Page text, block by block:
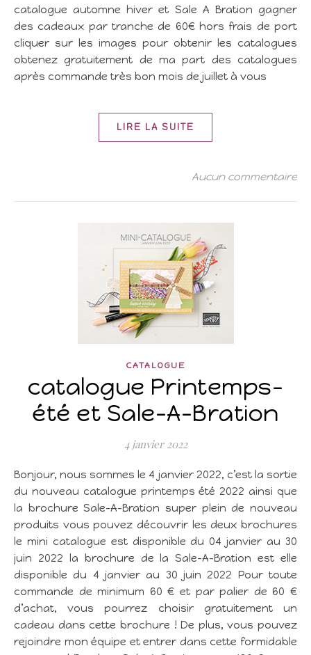
catalogue automne hiver et Sale A Bration gagner
des cadeaux par tranche de 60€ hors frais de port
cliquer sur les images pour obtenir les catalogues
obtenez gratuitement de ma part des catalogues
après commande très bon mois de juillet à vous
LIRE LA SUITE
Aucun commentaire
CATALOGUE
catalogue Printemps-
été et Sale-A-Bration
4 janvier 2022
Bonjour, nous sommes le 4 janvier 2022, c’est la sortie
du nouveau catalogue printemps été 2022 ainsi que
la brochure Sale-A-Bration super plein de nouveau
produits vous pouvez découvrir les deux brochures
le mini catalogue est disponible du 04 janvier au 30
juin 2022 la brochure de la Sale-A-Bration est elle
disponible du 4 janvier au 30 juin 2022 Pour toute
commande de minimum 60 € et par palier de 60 €
d’achat, vous pourrez choisir gratuitement un
cadeau dans cette brochure ! De plus, vous pouvez
rejoindre mon équipe et entrer dans cette formidable